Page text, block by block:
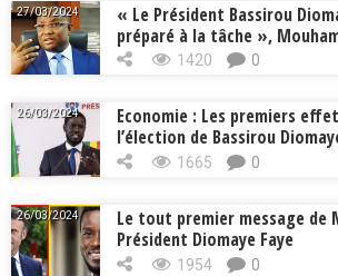
27/03/2024
« Le Président Bassirou
préparé à la tâche »,
Cissé, Min. Intérieur
1420 0
26/03/2024
Economie : Les premiers
l’élection de Bassirou
1665 0
26/03/2024
Le tout premier message de
Président Diomaye Faye
1954 0